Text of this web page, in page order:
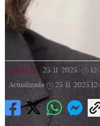
NOTICIAS 25/11/2025
Actualizada
25/11/2025